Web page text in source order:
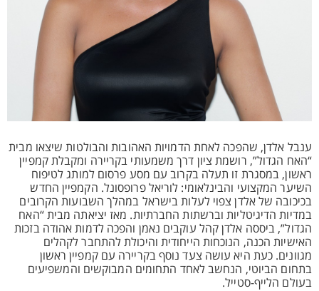
ענבל אלדן, שהפכה לאחת הדמויות האהובות והבולטות שיצאו מבית
“האח הגדול”, רושמת ציון דרך משמעותי בקריירה ומקבלת קמפיין
ראשון, במסגרת זו תעלה בקרוב עם מסע פרסום למותג לטיפוח
השיער המקצועי והבינלאומי: לוריאל פרופסונל. הקמפיין החדש
בכיכובה של אלדן צפוי לעלות בישראל במהלך השבועות הקרובים
במדיות הדיגיטליות וברשתות החברתיות. מאז יציאתה מבית “האח
הגדול”, ביססה אלדן קהל עוקבים נאמן והפכה לדמות אהודה בזכות
האישיות הכנה, הנוכחות הייחודית והיכולת להתחבר לקהלים
מגוונים. כעת היא עושה צעד נוסף בקריירה עם קמפיין ראשון
בתחום הביוטי, הנחשב לאחד התחומים המבוקשים והמשפיעים
בעולם הלייף-סטייל.